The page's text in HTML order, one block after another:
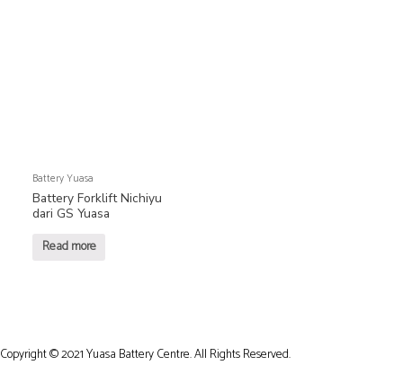
Battery Yuasa
Battery Forklift Nichiyu
dari GS Yuasa
Read more
Copyright © 2021 Yuasa Battery Centre. All Rights Reserved.